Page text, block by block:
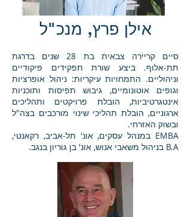
אילן פרץ, מנכ"ל
סיים קריירה צבאית בת 28 שנים בדרגת
תת-אלוף. ביצע שורת תפקידים פיקודיים
וניהוליים. התמחויות עיקריות: ניהול אופרציות
וגופים אוטונומיים, גיבוש תפיסות ותוכניות
אינטגרטיביות, הובלת פרויקטים ותהליכים
ארגוניים, הובלת תהליכי שינוי מורכבים בצה"ל
ובשוק האזרחי.
EMBA במנהל עסקים, אונ' תל-אביב, רקאנטי,
B.A בניהול משאבי אנוש, אונ' בן גוריון בנגב.